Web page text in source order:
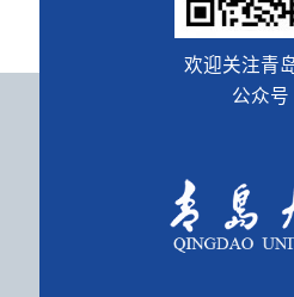
欢迎关注青
公众号